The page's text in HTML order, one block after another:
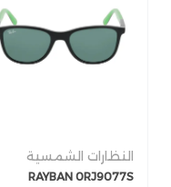
النظارات الشمسية
RAYBAN 0RJ9077S
RAYBAN 0RJ9077S